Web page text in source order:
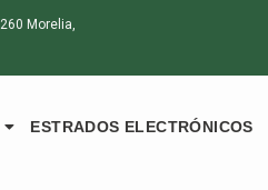
Morelia,
ESTRADOS ELECTRÓNICOS